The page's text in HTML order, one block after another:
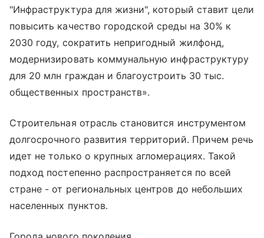
"Инфраструктура для жизни", который ставит цели
повысить качество городской среды на 30% к
2030 году, сократить непригодный жилфонд,
модернизировать коммунальную инфраструктуру
для 20 млн граждан и благоустроить 30 тыс.
общественных пространств».
Строительная отрасль становится инструментом
долгосрочного развития территорий. Причем речь
идет не только о крупных агломерациях. Такой
подход постепенно распространяется по всей
стране - от региональных центров до небольших
населенных пунктов.